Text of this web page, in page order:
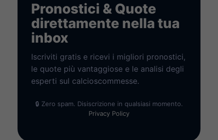
Pronostici & Quote
direttamente nella tua
inbox
Iscriviti gratis e ricevi i migliori pronostici,
le quote più vantaggiose e le analisi degli
esperti sul calcioscommesse.
🔒 Zero spam. Disiscrizione in qualsiasi momento.
Privacy Policy